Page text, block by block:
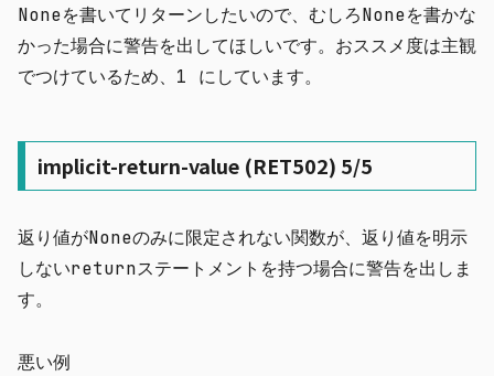
Noneを書いてリターンしたいので、むしろNoneを書かな
かった場合に警告を出してほしいです。おススメ度は主観
でつけているため、1 にしています。
implicit-return-value (RET502) 5/5
返り値がNoneのみに限定されない関数が、返り値を明示
しないreturnステートメントを持つ場合に警告を出しま
す。
悪い例